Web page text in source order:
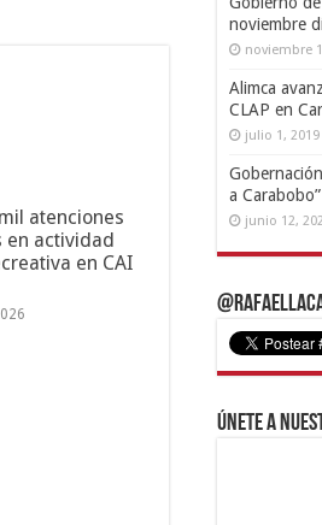
atenciones
en actividad
en CAI
noviembre
noviembre
Alimca
CLAP en
julio 1, 2019
a Carabobo”
junio 12,
Únete a